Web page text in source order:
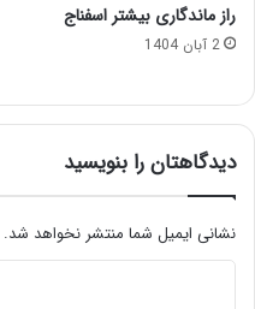
راز ماندگاری بیشتر اسفناج
2 آبان 1404
دیدگاهتان را بنویسید
نشانی ایمیل شما منتشر نخواهد شد.